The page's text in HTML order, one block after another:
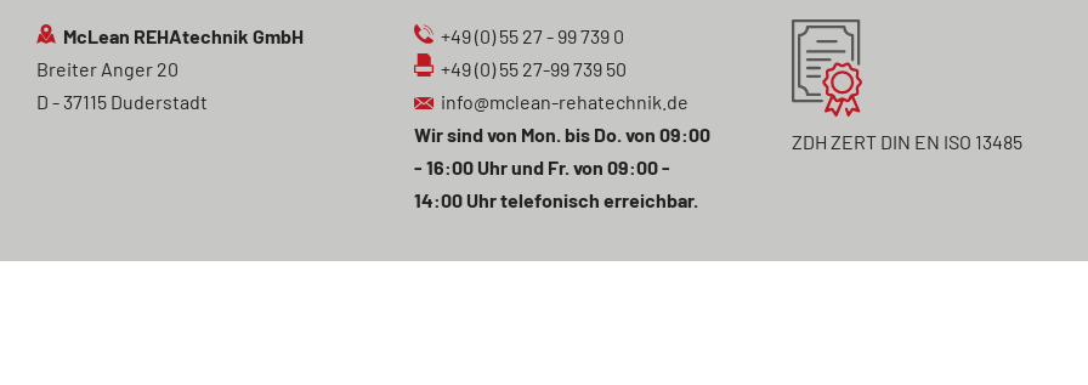
McLean REHAtechnik GmbH
Breiter Anger 20
D - 37115 Duderstadt
+49 (0) 55 27 - 99 739 0
+49 (0) 55 27-99 739 50
info@mclean-rehatechnik.de
Wir sind von Mon. bis Do. von 09:00
- 16:00 Uhr und Fr. von 09:00 -
14:00 Uhr telefonisch erreichbar.
ZDH ZERT DIN EN ISO 13485